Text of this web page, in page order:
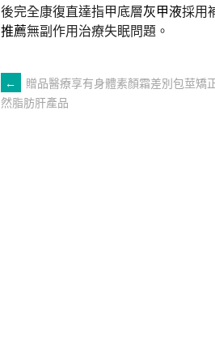
後完全康復直達指甲底層灰甲液採用
推薦無副作用治療失眠問題。
文
←
贈品醫療享有身體素顏霜差別包莖矯
然脂肪肝產品